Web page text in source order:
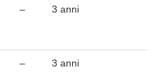
– 3 anni
– 3 anni